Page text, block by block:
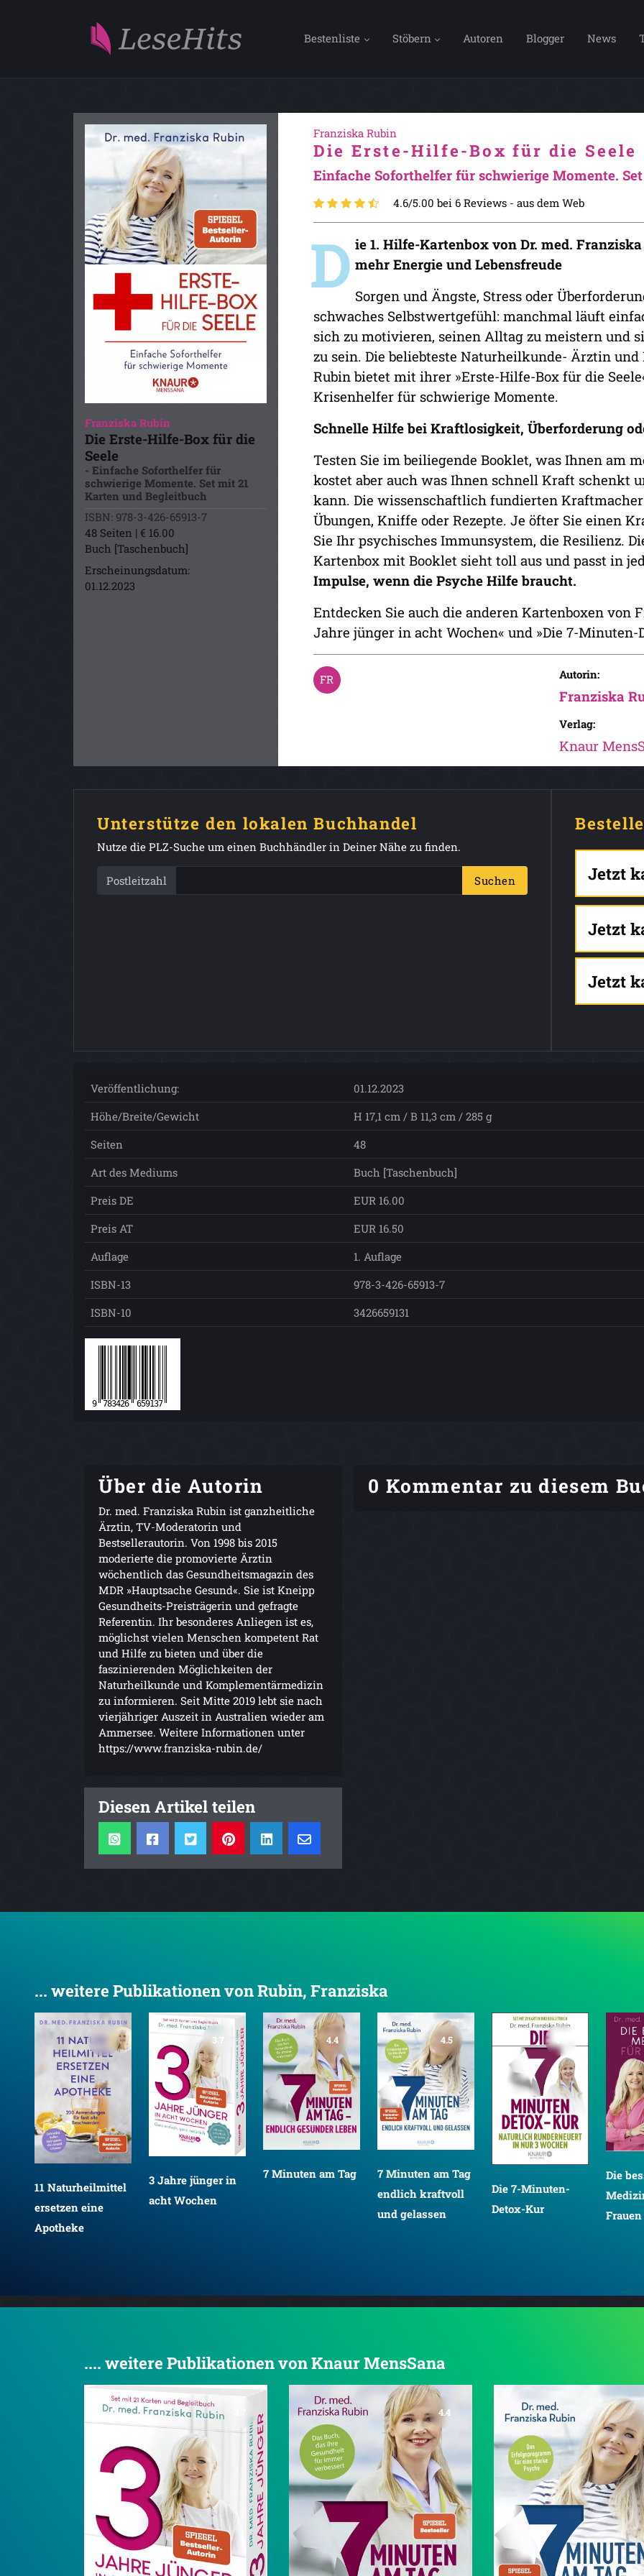
Bestenliste Stöbern Autoren Blogger News
Franziska Rubin
Die Erste-Hilfe-Box für die
Seele
- Einfache Soforthelfer für
schwierige Momente. Set mit 21
Karten und Begleitbuch
ISBN: 978-3-426-65913-7
48 Seiten | € 16.00
Buch [Taschenbuch]
Erscheinungsdatum:
01.12.2023
Franziska Rubin
Die Erste-Hilfe-Box für die Seele
Einfache Soforthelfer für schwierige Momente.
4.6/5.00 bei 6 Reviews - aus dem Web
D ie 1. Hilfe-Kartenbox von Dr. med.
mehr Energie und Lebensfreude
Sorgen und Ängste, Stress oder
schwaches Selbstwertgefühl: manchmal läuft
sich zu motivieren, seinen Alltag zu meistern und
zu sein. Die beliebteste Naturheilkunde- Ärztin
Rubin bietet mit ihrer »Erste-Hilfe-Box für die
Krisenhelfer für schwierige Momente.
Schnelle Hilfe bei Kraftlosigkeit, Überforderung
Testen Sie im beiliegende Booklet, was Ihnen am
kostet aber auch was Ihnen schnell Kraft schenkt
kann. Die wissenschaftlich fundierten
Übungen, Kniffe oder Rezepte. Je öfter Sie einen
Sie Ihr psychisches Immunsystem, die Resilienz.
Kartenbox mit Booklet sieht toll aus und passt in
Impulse, wenn die Psyche Hilfe braucht.
Entdecken Sie auch die anderen Kartenboxen von
Jahre jünger in acht Wochen« und »Die 7-
Autorin:
Franziska
Verlag:
Knaur
Unterstütze den lokalen Buchhandel
Nutze die PLZ-Suche um einen Buchhändler in Deiner Nähe zu finden.
Postleitzahl Suchen Jetzt
Jetzt
Jetzt
Veröffentlichung:
01.12.2023
Höhe/Breite/Gewicht
H 17,1 cm / B 11,3 cm / 285 g
Seiten
48
Art des Mediums
Buch [Taschenbuch]
Preis DE
EUR 16.00
Preis AT
EUR 16.50
Auflage
1. Auflage
ISBN-13
978-3-426-65913-7
ISBN-10
3426659131
Über die Autorin
Dr. med. Franziska Rubin ist ganzheitliche
Ärztin, TV-Moderatorin und
Bestsellerautorin. Von 1998 bis 2015
moderierte die promovierte Ärztin
wöchentlich das Gesundheitsmagazin des
MDR »Hauptsache Gesund«. Sie ist Kneipp
Gesundheits-Preisträgerin und gefragte
Referentin. Ihr besonderes Anliegen ist es,
möglichst vielen Menschen kompetent Rat
und Hilfe zu bieten und über die
faszinierenden Möglichkeiten der
Naturheilkunde und Komplementärmedizin
zu informieren. Seit Mitte 2019 lebt sie nach
vierjähriger Auszeit in Australien wieder am
Ammersee. Weitere Informationen unter
https://www.franziska-rubin.de/
Diesen Artikel teilen
0 Kommentar zu diesem
... weitere Publikationen von Rubin, Franziska
11 Naturheilmittel
ersetzen eine
Apotheke
3.7
3 Jahre jünger in
acht Wochen
4.4
7 Minuten am Tag
4.5
7 Minuten am Tag
endlich kraftvoll
und gelassen
4.3
Die 7-Minuten-
Detox-Kur
Die
Frauen
.... weitere Publikationen von Knaur MensSana
4.4